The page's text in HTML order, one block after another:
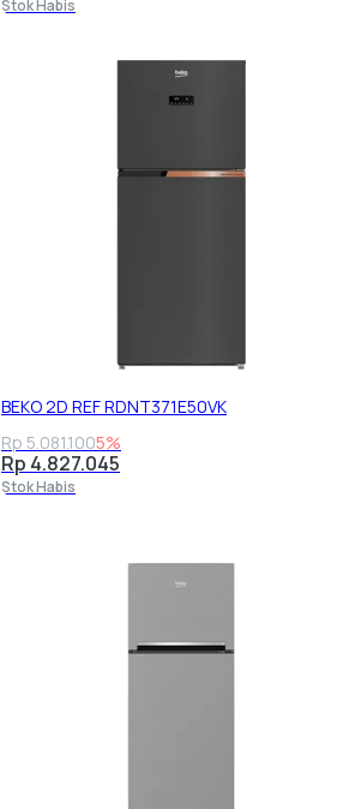
Stok Habis
BEKO 2D REF RDNT371E50VK
Rp 5.081.1005%
Rp 4.827.045
Stok Habis